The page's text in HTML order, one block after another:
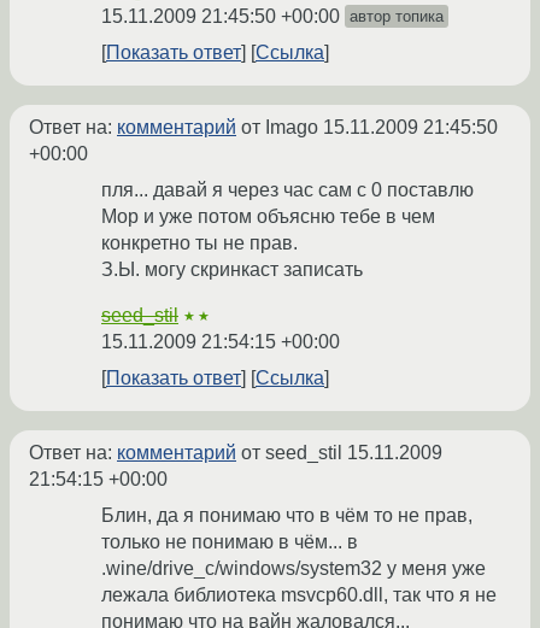
15.11.2009 21:45:50 +00:00 автор топика
Показать ответ Ссылка
Ответ на: комментарий от Imago 15.11.2009 21:45:50
+00:00
пля... давай я через час сам с 0 поставлю
Мор и уже потом объясню тебе в чем
конкретно ты не прав.
З.Ы. могу скринкаст записать
seed_stil ★★
15.11.2009 21:54:15 +00:00
Показать ответ
Ссылка
Ответ на: комментарий от seed_stil 15.11.2009
21:54:15 +00:00
Блин, да я понимаю что в чём то не прав,
только не понимаю в чём... в
.wine/drive_c/windows/system32 у меня уже
лежала библиотека msvcp60.dll, так что я не
понимаю что на вайн жаловался...